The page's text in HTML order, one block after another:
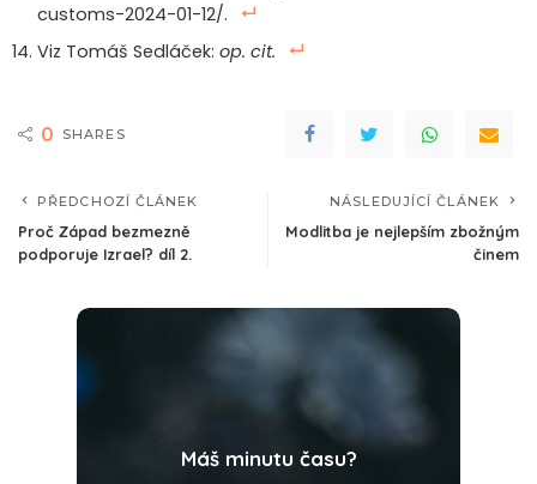
customs-2024-01-12/.
Viz Tomáš Sedláček: op. cit.
0 SHARES
PŘEDCHOZÍ ČLÁNEK
Proč Západ bezmezně
podporuje Izrael? díl 2.
NÁSLEDUJÍCÍ ČLÁNEK
Modlitba je nejlepším zbožným
činem
Máš minutu času?